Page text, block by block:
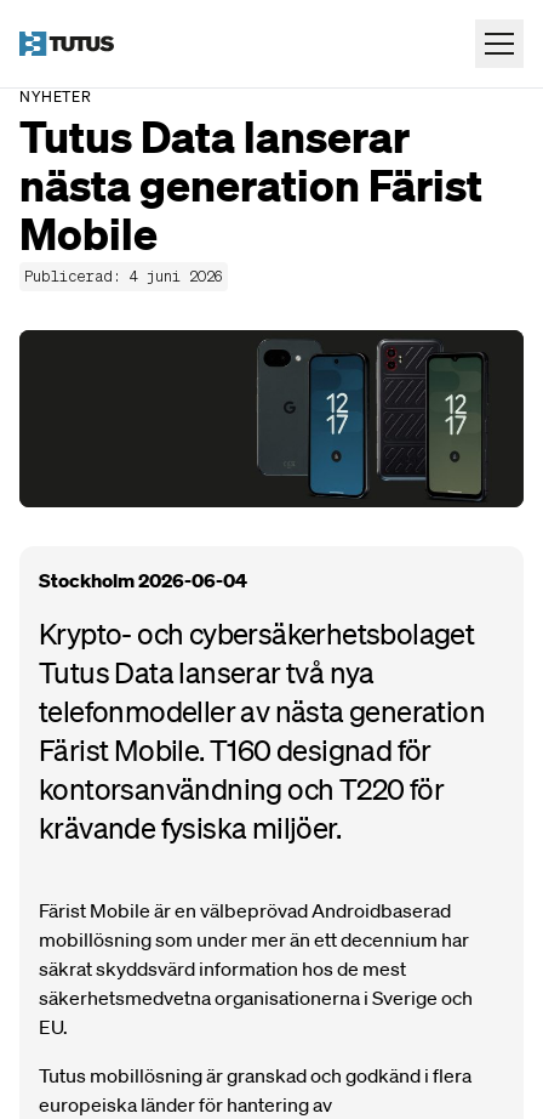
NYHETER
Tutus Data lanserar
nästa generation Färist
Mobile
Publicerad: 4 juni 2026
Stockholm 2026-06-04
Krypto- och cybersäkerhetsbolaget
Tutus Data lanserar två nya
telefonmodeller av nästa generation
Färist Mobile. T160 designad för
kontorsanvändning och T220 för
krävande fysiska miljöer.
Färist Mobile är en välbeprövad Androidbaserad
mobillösning som under mer än ett decennium har
säkrat skyddsvärd information hos de mest
säkerhetsmedvetna organisationerna i Sverige och
EU.
Tutus mobillösning är granskad och godkänd i flera
europeiska länder för hantering av